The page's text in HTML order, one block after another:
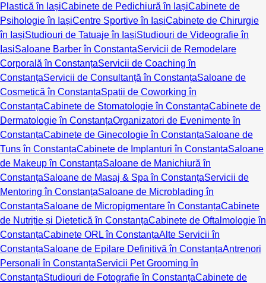
Plastică în IașiCabinete de Pedichiură în IașiCabinete de
Psihologie în IașiCentre Sportive în IașiCabinete de Chirurgie
în IașiStudiouri de Tatuaje în IașiStudiouri de Videografie în
IașiSaloane Barber în ConstanțaServicii de Remodelare
Corporală în ConstanțaServicii de Coaching în
ConstanțaServicii de Consultanță în ConstanțaSaloane de
Cosmetică în ConstanțaSpații de Coworking în
ConstanțaCabinete de Stomatologie în ConstanțaCabinete de
Dermatologie în ConstanțaOrganizatori de Evenimente în
ConstanțaCabinete de Ginecologie în ConstanțaSaloane de
Tuns în ConstanțaCabinete de Implanturi în ConstanțaSaloane
de Makeup în ConstanțaSaloane de Manichiură în
ConstanțaSaloane de Masaj & Spa în ConstanțaServicii de
Mentoring în ConstanțaSaloane de Microblading în
ConstanțaSaloane de Micropigmentare în ConstanțaCabinete
de Nutriție și Dietetică în ConstanțaCabinete de Oftalmologie în
ConstanțaCabinete ORL în ConstanțaAlte Servicii în
ConstanțaSaloane de Epilare Definitivă în ConstanțaAntrenori
Personali în ConstanțaServicii Pet Grooming în
ConstanțaStudiouri de Fotografie în ConstanțaCabinete de